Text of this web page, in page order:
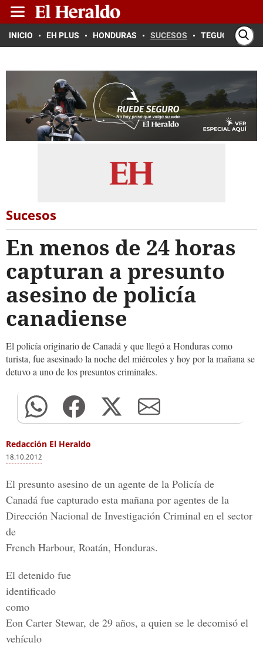
INICIO EH PLUS HONDURAS SUCESOS TEGUCIGALPA
Sucesos
En menos de 24 horas
capturan a presunto
asesino de policía
canadiense
El policía originario de Canadá y que llegó a Honduras como
turista, fue asesinado la noche del miércoles y hoy por la mañana se
detuvo a uno de los presuntos criminales.
Redacción El Heraldo
18.10.2012
El presunto asesino de un agente de la Policía de
Canadá fue capturado esta mañana por agentes de la
Dirección Nacional de Investigación Criminal en el sector
de
French Harbour, Roatán, Honduras.
El detenido fue
identificado
como
Eon Carter Stewar, de 29 años, a quien se le decomisó el
vehículo